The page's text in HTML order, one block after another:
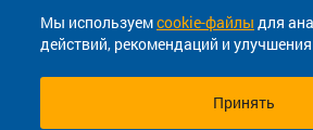
Мы используемcookie-файлы для
действий, рекомендаций и
Принять
Политика конфиденциальности
Согласие на маркетинговые сообщения
© 2013-2026, ООО "Капитал"- Онлайн